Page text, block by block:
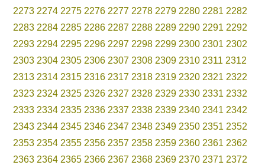
2273 2274 2275 2276 2277 2278 2279 2280 2281 2282
2283 2284 2285 2286 2287 2288 2289 2290 2291 2292
2293 2294 2295 2296 2297 2298 2299 2300 2301 2302
2303 2304 2305 2306 2307 2308 2309 2310 2311 2312
2313 2314 2315 2316 2317 2318 2319 2320 2321 2322
2323 2324 2325 2326 2327 2328 2329 2330 2331 2332
2333 2334 2335 2336 2337 2338 2339 2340 2341 2342
2343 2344 2345 2346 2347 2348 2349 2350 2351 2352
2353 2354 2355 2356 2357 2358 2359 2360 2361 2362
2363 2364 2365 2366 2367 2368 2369 2370 2371 2372